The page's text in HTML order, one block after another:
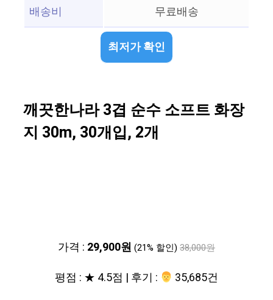
배송비 무료배송
최저가 확인
깨끗한나라 3겹 순수 소프트 화장
지 30m, 30개입, 2개
가격 : 29,900원 (21% 할인) 38,000원
평점 : ★ 4.5점 | 후기 : ‍‍ 35,685건